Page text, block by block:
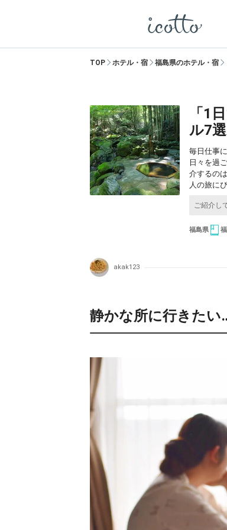
TOP ホテル・宿 福島県のホテル・宿
「1
ル7
毎日仕事
日々を過
介するの
人の旅に
福島県
akak123
静かな所に行きたい